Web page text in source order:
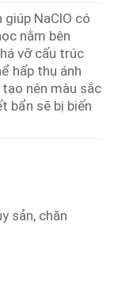
giúp NaClO có
nằm bên
vỡ cấu trúc
hấp thụ ánh
nên màu sắc
bẩn sẽ bị biến
sản, chăn